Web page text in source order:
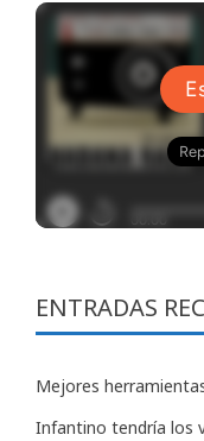
ENTRADAS
Mejores
Infantino tendría los